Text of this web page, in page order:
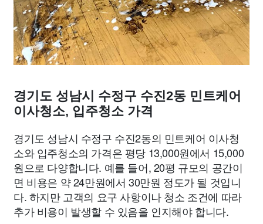
경기도 성남시 수정구 수진2동 민트케어
이사청소, 입주청소 가격
경기도 성남시 수정구 수진2동의 민트케어 이사청
소와 입주청소의 가격은 평당 13,000원에서 15,000
원으로 다양합니다. 예를 들어, 20평 규모의 공간이
면 비용은 약 24만원에서 30만원 정도가 될 것입니
다. 하지만 고객의 요구 사항이나 청소 조건에 따라
추가 비용이 발생할 수 있음을 인지해야 합니다.